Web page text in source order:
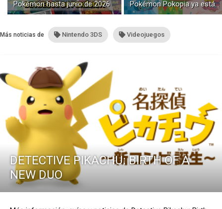
Pokémon hasta junio de 2026
Pokémon Pokopia ya está
disponible con buceo y
Más noticias de Nintendo 3DS Videojuegos
DETECTIVE PIKACHU: BIRTH OF A
NEW DUO